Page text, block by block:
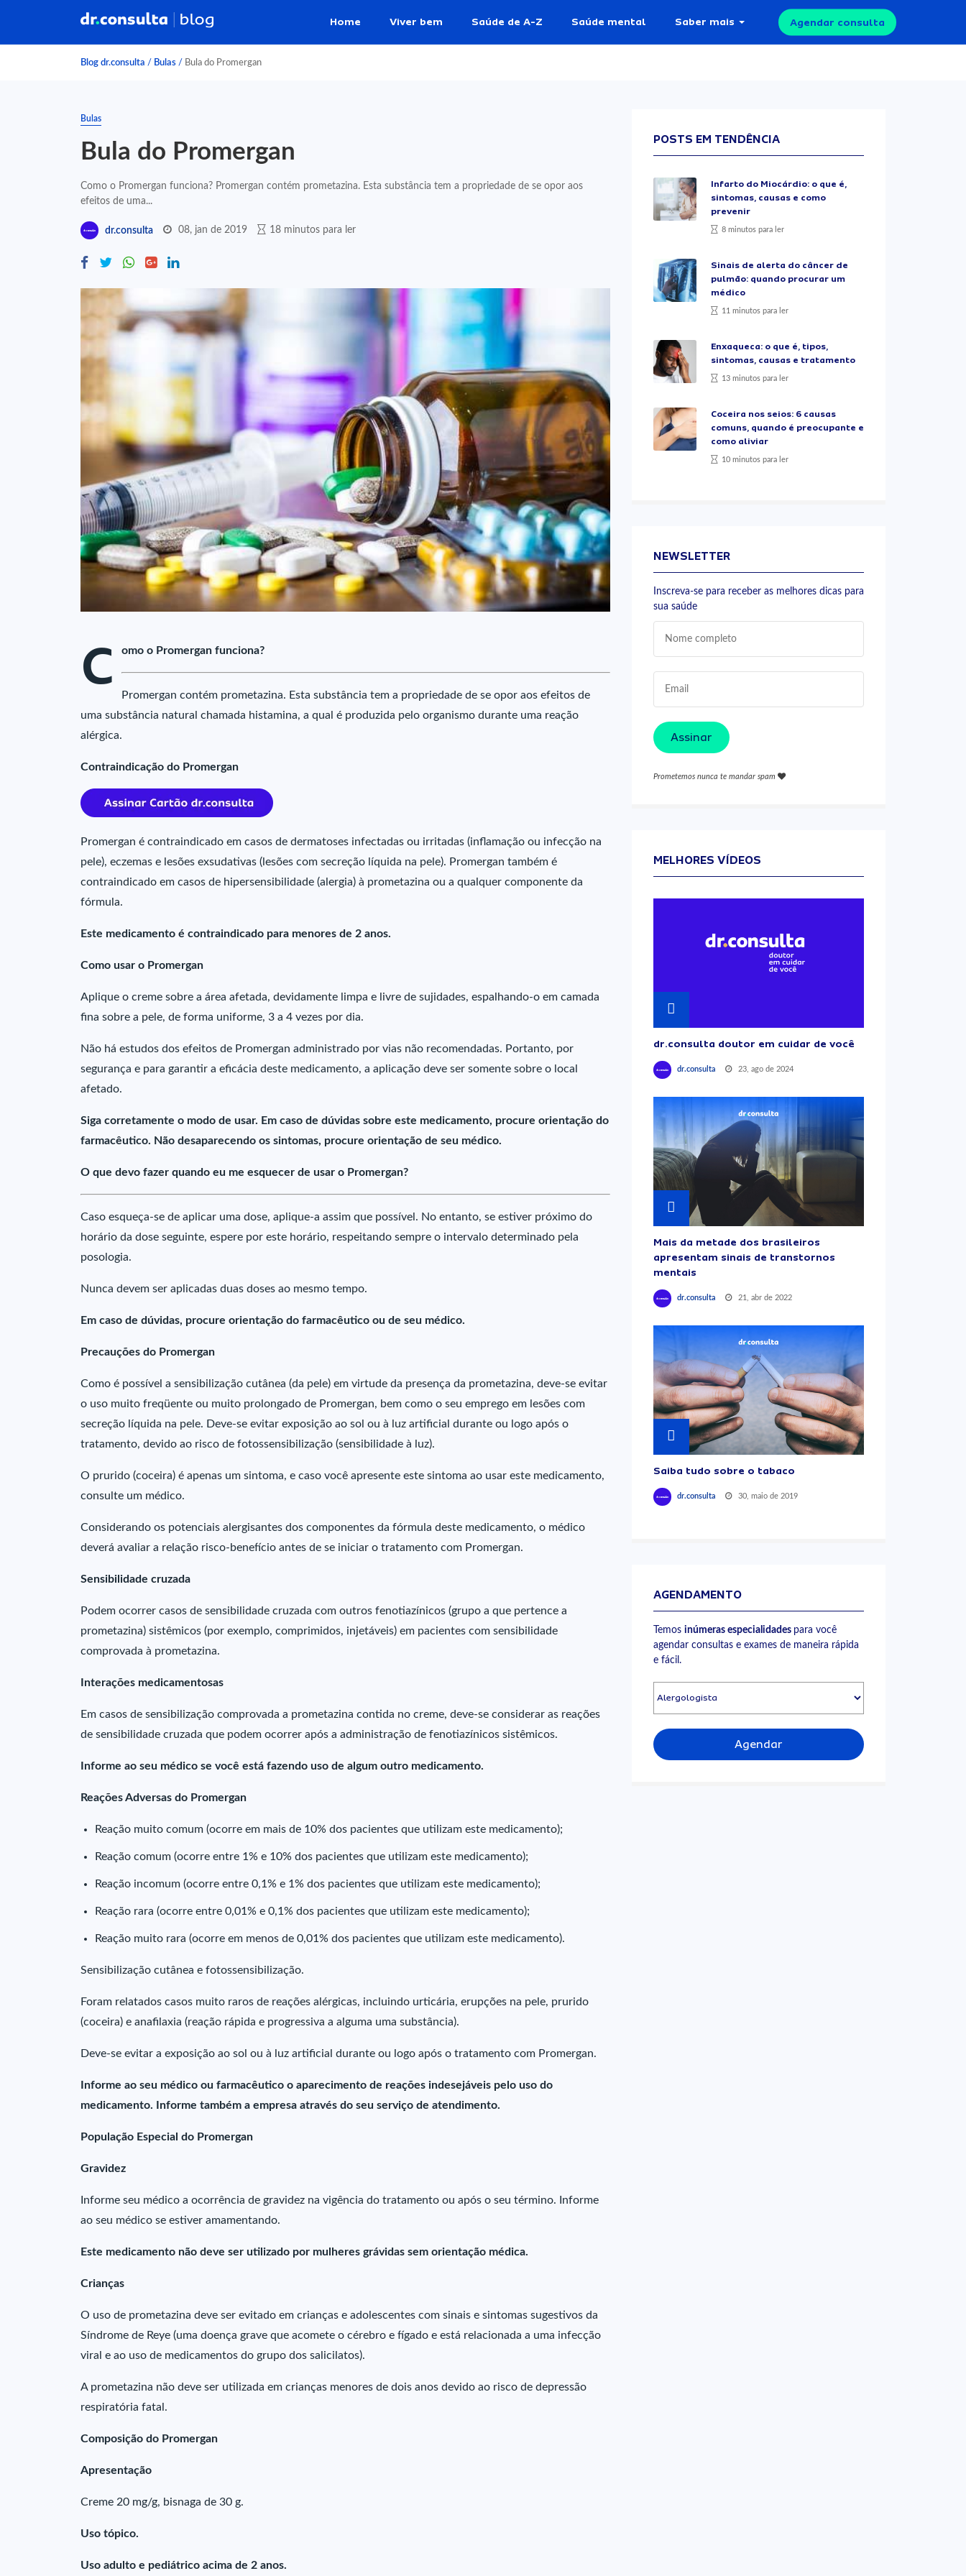
Home Viver bem Saúde de A-Z Saúde mental Saber mais Agendar consulta
Blog dr.consulta / Bulas / Bula do Promergan
Bulas
Bula do Promergan
Como o Promergan funciona? Promergan contém prometazina. Esta substância tem a propriedade de se opor aos
efeitos de uma...
dr.consulta 08, jan de 2019 18 minutos para ler
C omo o Promergan funciona?
Promergan contém prometazina. Esta substância tem a propriedade de se opor aos efeitos de
uma substância natural chamada histamina, a qual é produzida pelo organismo durante uma reação
alérgica.
Contraindicação do Promergan
Promergan é contraindicado em casos de dermatoses infectadas ou irritadas (inflamação ou infecção na
pele), eczemas e lesões exsudativas (lesões com secreção líquida na pele). Promergan também é
contraindicado em casos de hipersensibilidade (alergia) à prometazina ou a qualquer componente da
fórmula.
Este medicamento é contraindicado para menores de 2 anos.
Como usar o Promergan
Aplique o creme sobre a área afetada, devidamente limpa e livre de sujidades, espalhando-o em camada
fina sobre a pele, de forma uniforme, 3 a 4 vezes por dia.
Não há estudos dos efeitos de Promergan administrado por vias não recomendadas. Portanto, por
segurança e para garantir a eficácia deste medicamento, a aplicação deve ser somente sobre o local
afetado.
Siga corretamente o modo de usar. Em caso de dúvidas sobre este medicamento, procure orientação do
farmacêutico. Não desaparecendo os sintomas, procure orientação de seu médico.
O que devo fazer quando eu me esquecer de usar o Promergan?
Caso esqueça-se de aplicar uma dose, aplique-a assim que possível. No entanto, se estiver próximo do
horário da dose seguinte, espere por este horário, respeitando sempre o intervalo determinado pela
posologia.
Nunca devem ser aplicadas duas doses ao mesmo tempo.
Em caso de dúvidas, procure orientação do farmacêutico ou de seu médico.
Precauções do Promergan
Como é possível a sensibilização cutânea (da pele) em virtude da presença da prometazina, deve-se evitar
o uso muito freqüente ou muito prolongado de Promergan, bem como o seu emprego em lesões com
secreção líquida na pele. Deve-se evitar exposição ao sol ou à luz artificial durante ou logo após o
tratamento, devido ao risco de fotossensibilização (sensibilidade à luz).
O prurido (coceira) é apenas um sintoma, e caso você apresente este sintoma ao usar este medicamento,
consulte um médico.
Considerando os potenciais alergisantes dos componentes da fórmula deste medicamento, o médico
deverá avaliar a relação risco-benefício antes de se iniciar o tratamento com Promergan.
Sensibilidade cruzada
Podem ocorrer casos de sensibilidade cruzada com outros fenotiazínicos (grupo a que pertence a
prometazina) sistêmicos (por exemplo, comprimidos, injetáveis) em pacientes com sensibilidade
comprovada à prometazina.
Interações medicamentosas
Em casos de sensibilização comprovada a prometazina contida no creme, deve-se considerar as reações
de sensibilidade cruzada que podem ocorrer após a administração de fenotiazínicos sistêmicos.
Informe ao seu médico se você está fazendo uso de algum outro medicamento.
Reações Adversas do Promergan
Reação muito comum (ocorre em mais de 10% dos pacientes que utilizam este medicamento);
Reação comum (ocorre entre 1% e 10% dos pacientes que utilizam este medicamento);
Reação incomum (ocorre entre 0,1% e 1% dos pacientes que utilizam este medicamento);
Reação rara (ocorre entre 0,01% e 0,1% dos pacientes que utilizam este medicamento);
Reação muito rara (ocorre em menos de 0,01% dos pacientes que utilizam este medicamento).
Sensibilização cutânea e fotossensibilização.
Foram relatados casos muito raros de reações alérgicas, incluindo urticária, erupções na pele, prurido
(coceira) e anafilaxia (reação rápida e progressiva a alguma uma substância).
Deve-se evitar a exposição ao sol ou à luz artificial durante ou logo após o tratamento com Promergan.
Informe ao seu médico ou farmacêutico o aparecimento de reações indesejáveis pelo uso do
medicamento. Informe também a empresa através do seu serviço de atendimento.
População Especial do Promergan
Gravidez
Informe seu médico a ocorrência de gravidez na vigência do tratamento ou após o seu término. Informe
ao seu médico se estiver amamentando.
Este medicamento não deve ser utilizado por mulheres grávidas sem orientação médica.
Crianças
O uso de prometazina deve ser evitado em crianças e adolescentes com sinais e sintomas sugestivos da
Síndrome de Reye (uma doença grave que acomete o cérebro e fígado e está relacionada a uma infecção
viral e ao uso de medicamentos do grupo dos salicilatos).
A prometazina não deve ser utilizada em crianças menores de dois anos devido ao risco de depressão
respiratória fatal.
Composição do Promergan
Apresentação
Creme 20 mg/g, bisnaga de 30 g.
Uso tópico.
Uso adulto e pediátrico acima de 2 anos.
POSTS EM TENDÊNCIA
Infarto do Miocárdio: o que é,
sintomas, causas e como
prevenir
8 minutos para ler
Sinais de alerta do câncer de
pulmão: quando procurar um
médico
11 minutos para ler
Enxaqueca: o que é, tipos,
sintomas, causas e tratamento
13 minutos para ler
Coceira nos seios: 6 causas
comuns, quando é preocupante e
como aliviar
10 minutos para ler
NEWSLETTER
Inscreva-se para receber as melhores dicas para
sua saúde
Assinar
Prometemos nunca te mandar spam
MELHORES VÍDEOS
dr.consulta doutor em cuidar de você
dr.consulta 23, ago de 2024
Mais da metade dos brasileiros
apresentam sinais de transtornos
mentais
dr.consulta 21, abr de 2022
Saiba tudo sobre o tabaco
dr.consulta 30, maio de 2019
AGENDAMENTO
Temos inúmeras especialidades para você
agendar consultas e exames de maneira rápida
e fácil.
Agendar